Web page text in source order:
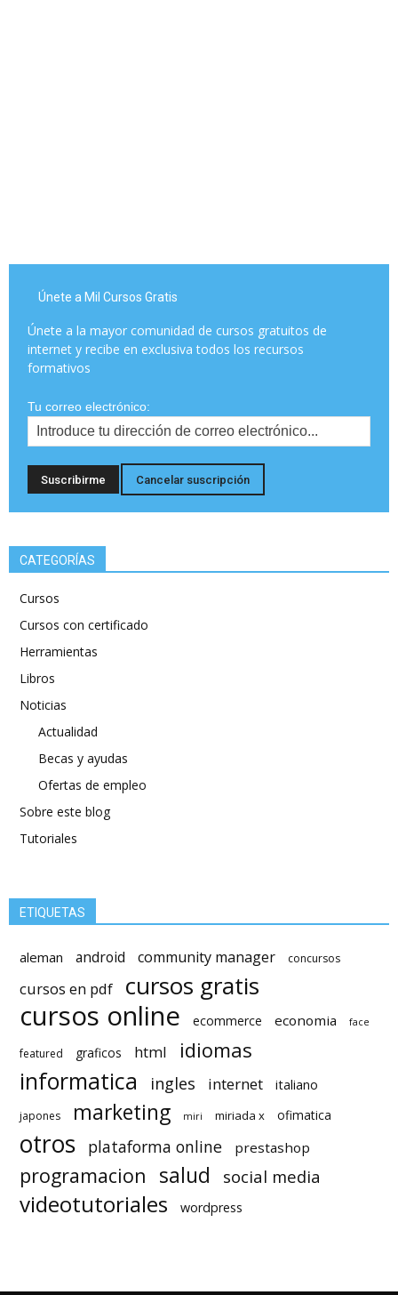
Únete a Mil Cursos Gratis
Únete a la mayor comunidad de cursos gratuitos de
internet y recibe en exclusiva todos los recursos
formativos
Tu correo electrónico:
CATEGORÍAS
Cursos
Cursos con certificado
Herramientas
Libros
Noticias
Actualidad
Becas y ayudas
Ofertas de empleo
Sobre este blog
Tutoriales
ETIQUETAS
aleman android community manager concursos
cursos en pdf cursos gratis
cursos online ecommerce economia face
featured graficos html idiomas
informatica ingles internet italiano
japones marketing miri miriada x ofimatica
otros plataforma online prestashop
programacion salud social media
videotutoriales wordpress